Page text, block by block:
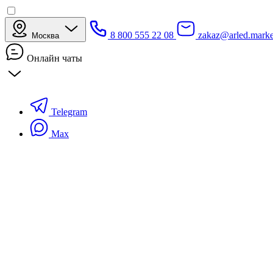
Москва 8 800 555 22 08
Онлайн чаты
Telegram
Max